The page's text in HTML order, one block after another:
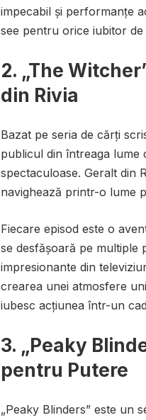
impecabil și performanțe
see pentru orice iubitor de
2. „The
din Rivia
Bazat pe seria de cărți
publicul din întreaga lume
spectaculoase. Geralt din
navighează printr-o lume
Fiecare episod este o
se desfășoară pe multiple
impresionante din
crearea unei atmosfere
iubesc acțiunea într-un
3. „Peaky
pentru Putere
„Peaky Blinders” este un